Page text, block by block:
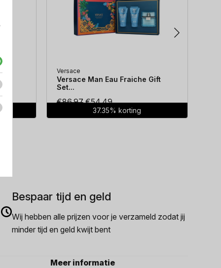
Versace
Versace Man Eau Fraiche Gift
Set...
€86.97Oorspronkelijke
prijs
€54.49Huidige
prijs
37.35% korting
Bespaar tijd en geld
Wij hebben alle prijzen voor je verzameld zodat jij
minder tijd en geld kwijt bent
Meer informatie